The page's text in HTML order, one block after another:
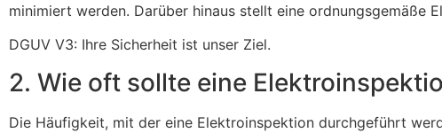
minimiert werden. Darüber hinaus stellt eine ordnungsgemäße
DGUV V3: Ihre Sicherheit ist unser Ziel.
2. Wie oft sollte eine
Die Häufigkeit, mit der eine Elektroinspektion durchgeführt